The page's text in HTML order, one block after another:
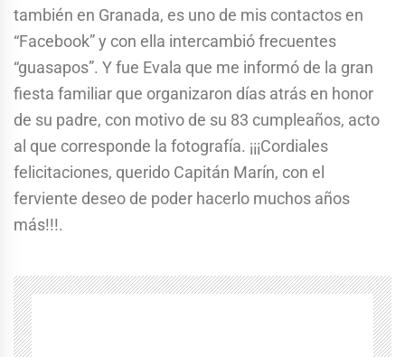
también en Granada, es uno de mis contactos en
“Facebook” y con ella intercambió frecuentes
“guasapos”. Y fue Evala que me informó de la gran
fiesta familiar que organizaron días atrás en honor
de su padre, con motivo de su 83 cumpleaños, acto
al que corresponde la fotografía. ¡¡¡Cordiales
felicitaciones, querido Capitán Marín, con el
ferviente deseo de poder hacerlo muchos años
más!!!.